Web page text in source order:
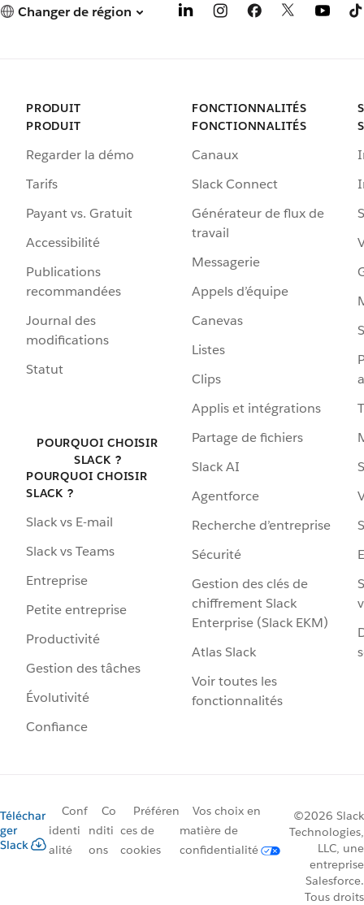
Changer de région
PRODUIT
PRODUIT
Regarder la démo
Tarifs
Payant vs. Gratuit
Accessibilité
Publications
recommandées
Journal des
modifications
Statut
POURQUOI CHOISIR
SLACK ?
POURQUOI CHOISIR
SLACK ?
Slack vs E-mail
Slack vs Teams
Entreprise
Petite entreprise
Productivité
Gestion des tâches
Évolutivité
Confiance
FONCTIONNALITÉS
FONCTIONNALITÉS
Canaux
Slack Connect
Générateur de flux de
travail
Messagerie
Appels d’équipe
Canevas
Listes
Clips
Applis et intégrations
Partage de fichiers
Slack AI
Agentforce
Recherche d’entreprise
Sécurité
Gestion des clés de
chiffrement Slack
Enterprise (Slack EKM)
Atlas Slack
Voir toutes les
fonctionnalités
Téléchar
ger
Slack
Conf
identi
alité
Co
nditi
ons
Préféren
ces de
cookies
Vos choix en
matière de
confidentialité
©2026 Slack
Technologies,
LLC, une
entreprise
Salesforce.
Tous droits